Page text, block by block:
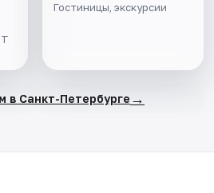
Гостиницы, экскурсии
в Санкт-Петербурге →